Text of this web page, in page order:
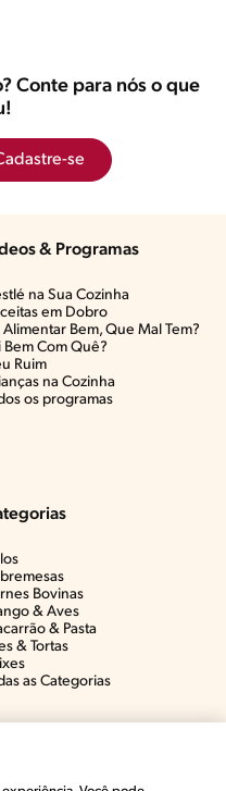
Conte para nós o que
se
& Programas​
na Sua Cozinha
em Dobro
Alimentar Bem, Que Mal Tem?​
Bem Com Quê?​
Ruim​
na Cozinha​
os programas
Bovinas​
& Aves​
& Pasta​
& Tortas​
as Categorias